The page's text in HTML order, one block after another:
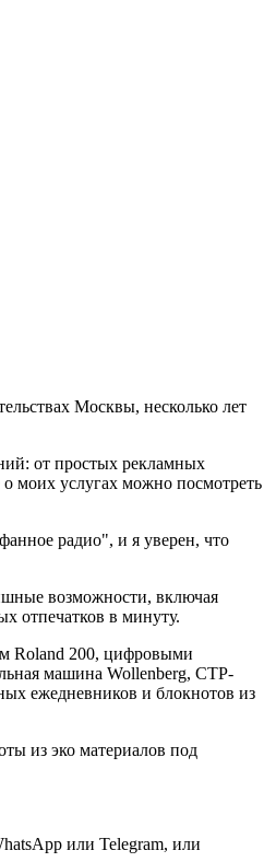
Москвы, несколько лет
от простых рекламных
моих услугах можно посмотреть
радио", и я уверен, что
возможности, включая
отпечатков в минуту.
Roland 200, цифровыми
машина Wollenberg, CTP-
ежедневников и блокнотов из
из эко материалов под
или Telegram, или